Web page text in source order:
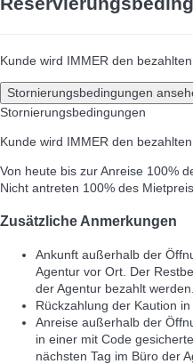
Kunde wird IMMER den
Stornierungsbedingungen
Stornierungsbedingungen
Kunde wird IMMER den
Von heute bis zur Anreise 100%
Nicht antreten 100% des
Zusätzliche Anmerkungen
Ankunft außerhalb der
Agentur vor Ort. Der
der Agentur bezahlt werden.
Rückzahlung der Kaution in
Anreise außerhalb der
in einer mit Code
nächsten Tag im Büro der